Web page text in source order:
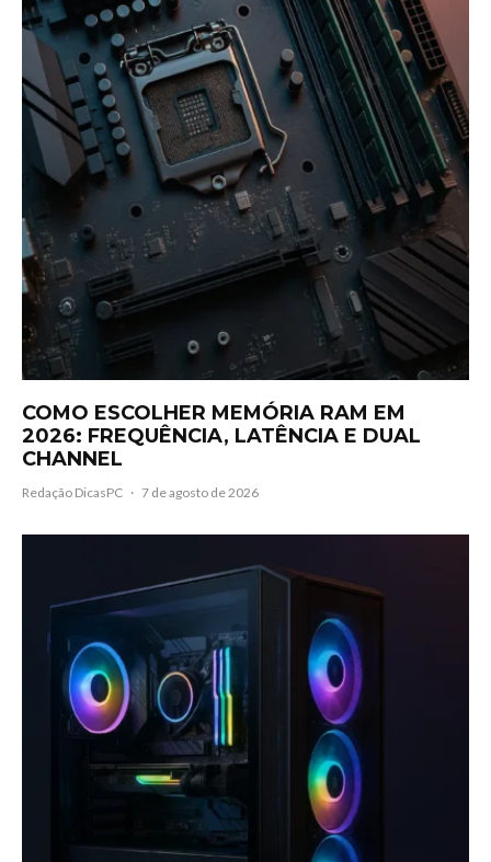
COMO ESCOLHER MEMÓRIA RAM EM
2026: FREQUÊNCIA, LATÊNCIA E DUAL
CHANNEL
Redação DicasPC · 7 de agosto de 2026